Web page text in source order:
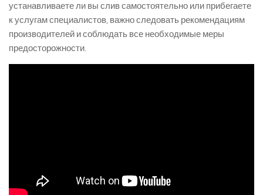
устанавливаете ли вы слив самостоятельно или прибегаете
к услугам специалистов, важно следовать рекомендациям
производителей и соблюдать все необходимые меры
предосторожности.